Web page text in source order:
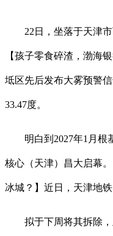
22日，坐落于天津市
【孩子零食碎渣，渤海
坻区先后发布大雾预警
33.47度。
明白到2027年1月根基
核心（天津）昌大启幕
冰城？】近日，天津地
拟于下周将其拆除，